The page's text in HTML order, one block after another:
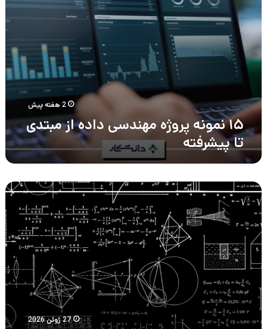
2 هفته پیش
۱۵ نمونه پروژه مهندسی داده از مبتدی
تا پیشرفته
جبر
خطی
چیست؟
مفاهیم
و
کاربردها
27 ژوئن 2026